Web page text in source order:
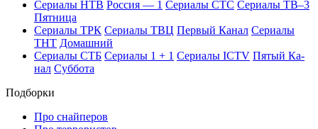
Се­риа­лы НТВ Рос­сия — 1 Се­риа­лы СТС Се­риа­лы ТВ–3
Пят­ни­ца
Се­риа­лы ТРК Се­риа­лы ТВЦ Пер­вый Ка­нал Се­риа­лы
ТНТ До­маш­ний
Се­риа­лы СТБ Се­риа­лы 1 + 1 Се­риа­лы ICTV Пя­тый Ка­
нал Суб­бо­та
Подборки
Про снайперов